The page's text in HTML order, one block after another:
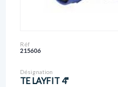
Réf
215606
Désignation
TE LAYFIT 4"